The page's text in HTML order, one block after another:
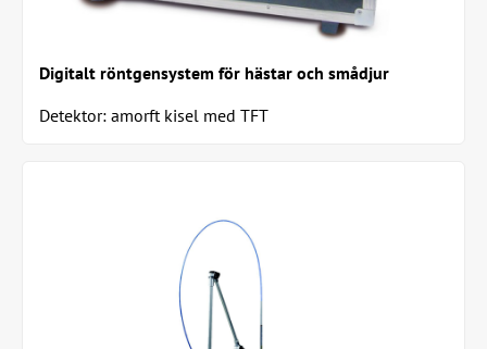
Digitalt röntgensystem för hästar och smådjur
Detektor: amorft kisel med TFT